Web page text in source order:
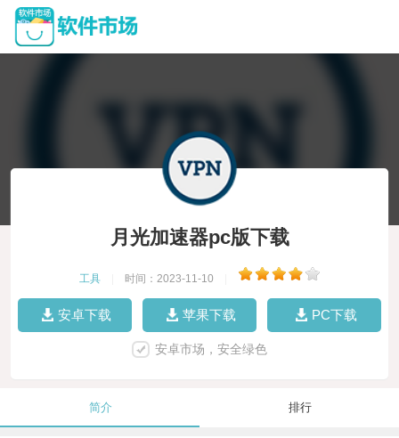
月光加速器pc版下载
工具 时间：2023-11-10
安卓下载 苹果下载 PC下载
安卓市场，安全绿色
简介 排行